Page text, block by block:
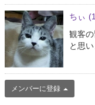
ちぃ
観客
と思い
メンバーに登録